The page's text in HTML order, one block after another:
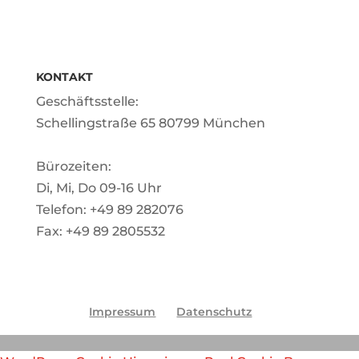
KONTAKT
Geschäftsstelle:
Schellingstraße 65 80799 München
Bürozeiten:
Di, Mi, Do 09-16 Uhr
Telefon: +49 89 282076
Fax: +49 89 2805532
Impressum Datenschutz